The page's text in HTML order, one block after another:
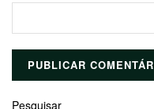
Pesquisar